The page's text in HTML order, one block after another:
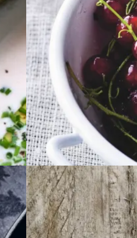
Rysteribs Rysteribs
Gem opskrift
Dessert
Dansk mad
Sommermad